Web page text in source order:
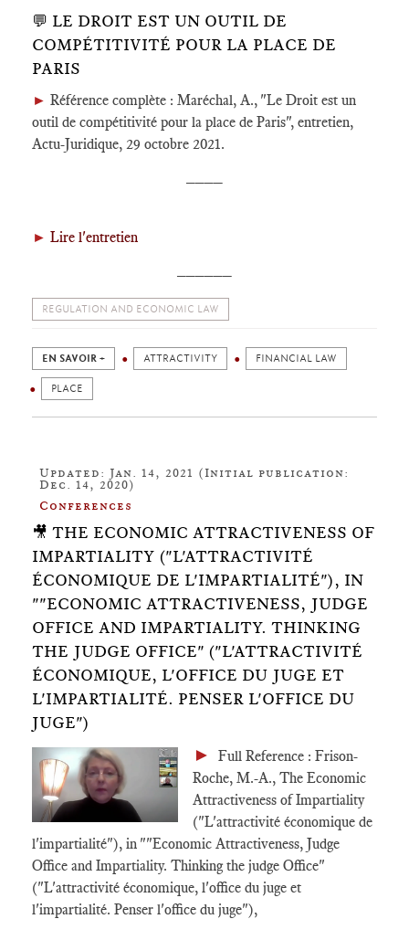
💬 LE DROIT EST UN OUTIL DE
COMPÉTITIVITÉ POUR LA PLACE DE
PARIS
► Référence complète : Maréchal, A., "Le Droit est un
outil de compétitivité pour la place de Paris", entretien,
Actu-Juridique, 29 octobre 2021.
► Lire l'entretien
REGULATION AND ECONOMIC LAW
EN SAVOIR + ATTRACTIVITY FINANCIAL LAW
PLACE
Updated: Jan. 14, 2021 (Initial publication:
Dec. 14, 2020)
Conferences
🎥 THE ECONOMIC ATTRACTIVENESS OF
IMPARTIALITY ("L'ATTRACTIVITÉ
ÉCONOMIQUE DE L'IMPARTIALITÉ"), IN
""ECONOMIC ATTRACTIVENESS, JUDGE
OFFICE AND IMPARTIALITY. THINKING
THE JUDGE OFFICE" ("L'ATTRACTIVITÉ
ÉCONOMIQUE, L'OFFICE DU JUGE ET
L'IMPARTIALITÉ. PENSER L'OFFICE DU
JUGE")
►
Full Reference : Frison-
Roche, M.-A., The Economic
Attractiveness of Impartiality
("L'attractivité économique de
l'impartialité"), in ""Economic Attractiveness, Judge
Office and Impartiality. Thinking the judge Office"
("L'attractivité économique, l'office du juge et
l'impartialité. Penser l'office du juge"),